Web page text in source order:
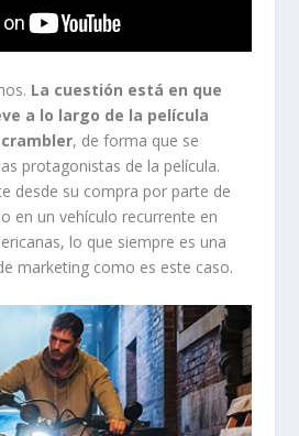
La cuestión está en que
a lo largo de la película
, de forma que se
protagonistas de la película.
desde su compra por parte de
en un vehículo recurrente en
lo que siempre es una
marketing como es este caso.